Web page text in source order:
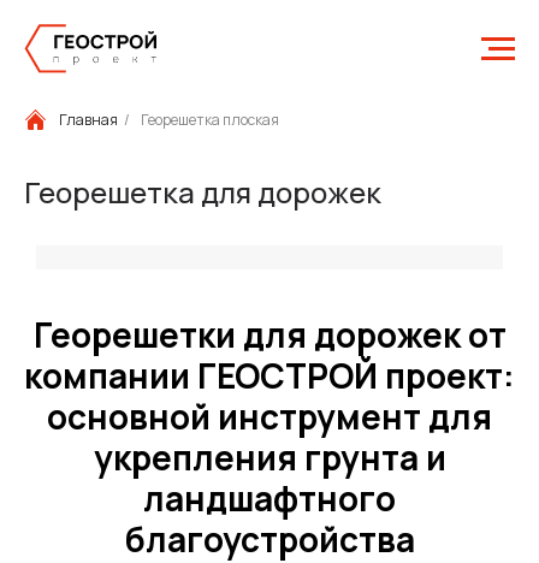
Главная / Георешетка плоская
Георешетка для дорожек
Георешетки для дорожек от
компании ГЕОСТРОЙ проект:
основной инструмент для
укрепления грунта и
ландшафтного
благоустройства